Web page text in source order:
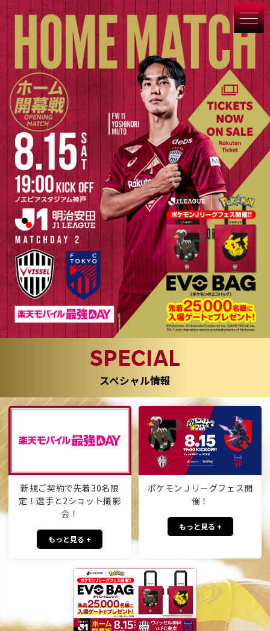
SPECIAL
スペシャル情報
新規ご契約で先着30名限
定！選手と2ショット撮影
会！
もっと見る +
ポケモンＪリーグフェス開
催！
もっと見る +